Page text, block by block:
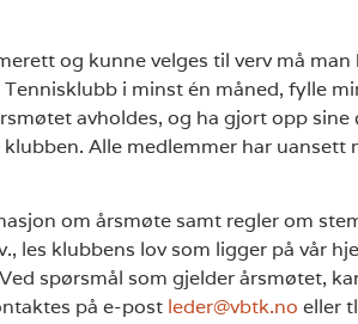
og kunne velges til verv må
i minst én måned, fylle
avholdes, og ha gjort opp
Alle medlemmer har uansett
om årsmøte samt regler om
les klubbens lov som ligger på vår
spørsmål som gjelder årsmøtet,
på e-post leder@vbtk.no eller